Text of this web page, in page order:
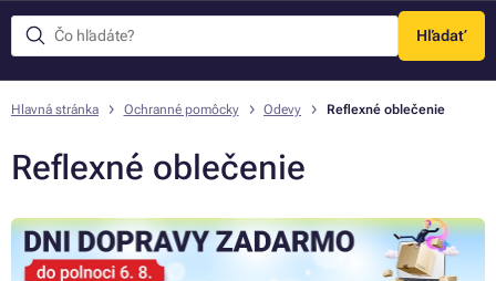
Hľadať
Menu
Hlavná stránka Ochranné pomôcky Odevy Reflexné oblečenie
Reflexné oblečenie